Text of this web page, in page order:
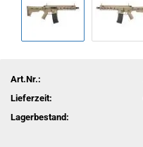
Art.Nr.:
Lieferzeit:
Lagerbestand: